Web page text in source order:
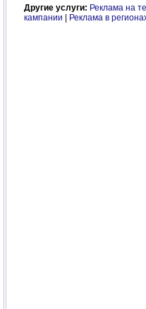
Другие услуги: Реклама на
кампании
Реклама в